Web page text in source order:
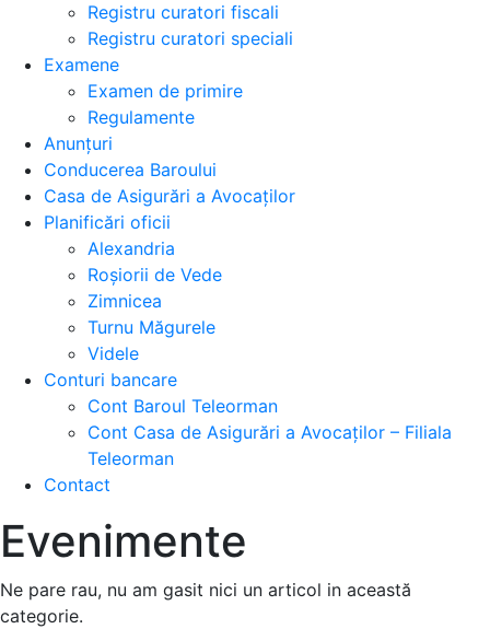
Registru curatori fiscali
Registru curatori speciali
Examene
Examen de primire
Regulamente
Anunțuri
Conducerea Baroului
Casa de Asigurări a Avocaților
Planificări oficii
Alexandria
Roșiorii de Vede
Zimnicea
Turnu Măgurele
Videle
Conturi bancare
Cont Baroul Teleorman
Cont Casa de Asigurări a Avocaților – Filiala
Teleorman
Contact
Evenimente
Ne pare rau, nu am gasit nici un articol in această
categorie.